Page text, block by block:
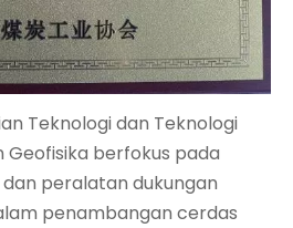
Teknologi dan Teknologi
Geofisika berfokus pada
peralatan dukungan
penambangan cerdas